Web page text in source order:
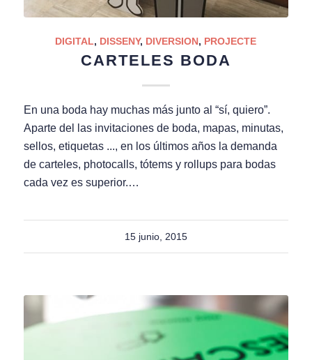
DIGITAL, DISSENY, DIVERSION, PROJECTE
CARTELES BODA
En una boda hay muchas más junto al “sí, quiero”.
Aparte del las invitaciones de boda, mapas, minutas,
sellos, etiquetas ..., en los últimos años la demanda
de carteles, photocalls, tótems y rollups para bodas
cada vez es superior.…
15 junio, 2015